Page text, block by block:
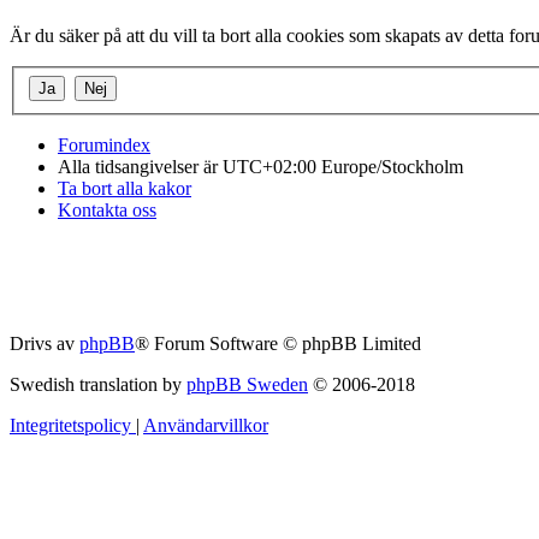
Är du säker på att du vill ta bort alla cookies som skapats av detta
Forumindex
Alla tidsangivelser är UTC+02:00 Europe/Stockholm
Ta bort alla kakor
Kontakta oss
Drivs av phpBB® Forum Software © phpBB Limited
Swedish translation by phpBB Sweden © 2006-2018
Integritetspolicy | Användarvillkor